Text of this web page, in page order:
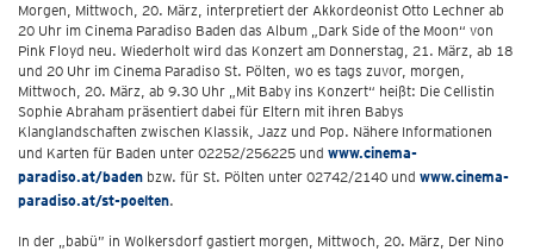
Morgen, Mittwoch, 20. März, interpretiert der Akkordeonist Otto Lechner ab
20 Uhr im Cinema Paradiso Baden das Album „Dark Side of the Moon“ von
Pink Floyd neu. Wiederholt wird das Konzert am Donnerstag, 21. März, ab 18
und 20 Uhr im Cinema Paradiso St. Pölten, wo es tags zuvor, morgen,
Mittwoch, 20. März, ab 9.30 Uhr „Mit Baby ins Konzert“ heißt: Die Cellistin
Sophie Abraham präsentiert dabei für Eltern mit ihren Babys
Klanglandschaften zwischen Klassik, Jazz und Pop. Nähere Informationen
und Karten für Baden unter 02252/256225 und www.cinema-
paradiso.at/baden bzw. für St. Pölten unter 02742/2140 und www.cinema-
paradiso.at/st-poelten.
In der „babü” in Wolkersdorf gastiert morgen, Mittwoch, 20. März, Der Nino